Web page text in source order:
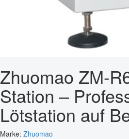
Zhuomao ZM-
Station –
Lötstation auf
Marke: Zhuomao